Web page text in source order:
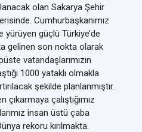
olan Sakarya Şehir
Cumhurbaşkanımız
güçlü Türkiye’de
gelinen son nokta olarak
vatandaşlarımızın
1000 yataklı olmakla
şekilde planlanmıştır.
çalıştığımız
insan üstü çaba
rekoru kırılmakta.